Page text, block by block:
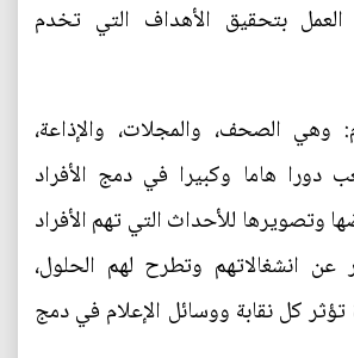
بتحقيق الأهداف التي تخدم
وهي الصحف، والمجلات، والإذاعة،
دورا هاما وكبيرا في دمج الأفراد
وتصويرها للأحداث التي تهم الأفراد
عن انشغالاتهم وتطرح لهم الحلول،
كل نقابة ووسائل الإعلام في دمج